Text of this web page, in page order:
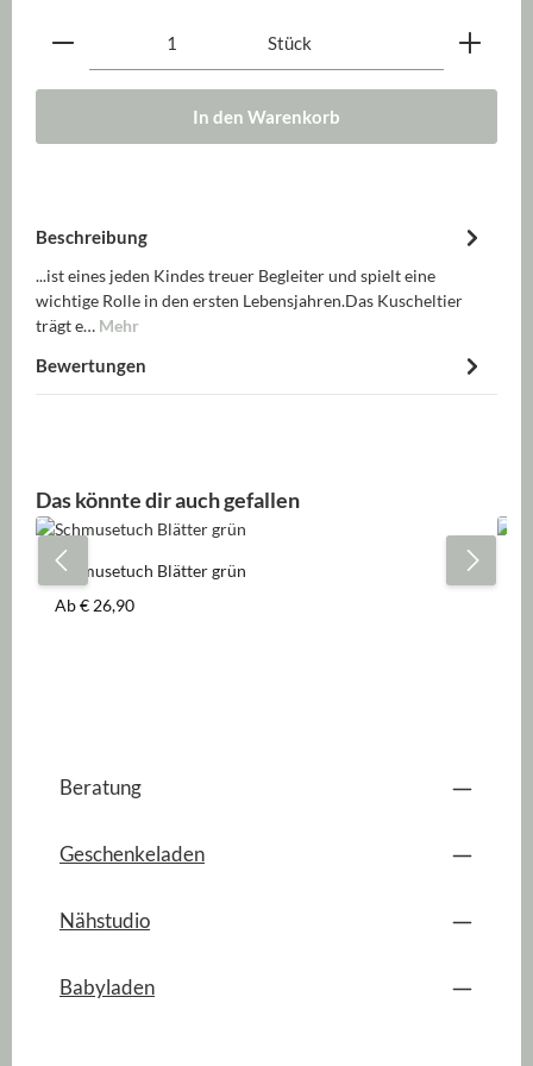
Produkt Anzahl: Gib den gewünschten Wert ein
Stück
In den Warenkorb
Beschreibung
...ist eines jeden Kindes treuer Begleiter und spielt eine
wichtige Rolle in den ersten Lebensjahren.Das Kuscheltier
trägt e… Mehr
Bewertungen
Produktgalerie überspringen
Das könnte dir auch gefallen
Schmusetuch Blätter grün
Regulärer Preis:
Ab€ 26,90
Beratung
Geschenkeladen
Nähstudio
Babyladen